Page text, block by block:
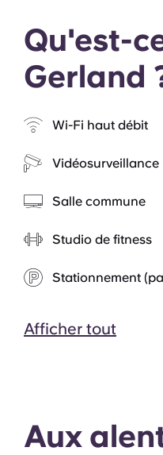
Qu'est-
Gerland
Wi-Fi haut débit
Vidéosurveillance
Salle commune
Studio de fitness
Stationnement
Afficher tout
Aux